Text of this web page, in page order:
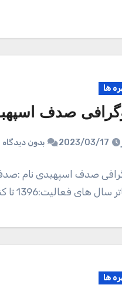
ها
صدف
2023/03/17 بدون دیدگاه
فعالیت:1396 تا کنون تحصیلات : لیسانس بازیگری از دانشکده هنر و معماری صدف…
ها